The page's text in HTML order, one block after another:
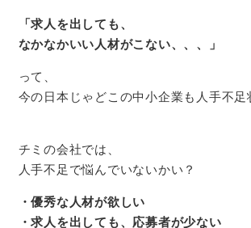
「求人を出しても、
なかなかいい人材がこない、、、」
って、
今の日本じゃどこの中小企業も人手不足
チミの会社では、
人手不足で悩んでいないかい？
・優秀な人材が欲しい
・求人を出しても、応募者が少ない